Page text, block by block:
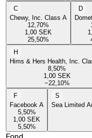
C
Chewy, Inc. Class A
12,70%
1,00 SEK
25,50%
D
H
Hims & Hers Health, Inc.
8,50%
1,00 SEK
−22,10%
F
Facebook A
5,50%
1,00 SEK
5,50%
S
Sea Limited